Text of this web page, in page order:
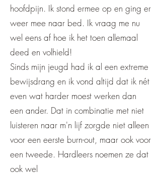
hoofdpijn. Ik stond ermee op en ging er
weer mee naar bed. Ik vraag me nu
wel eens af hoe ik het toen allemaal
deed en volhield!
Sinds mijn jeugd had ik al een extreme
bewijsdrang en ik vond altijd dat ik nét
even wat harder moest werken dan
een ander. Dat in combinatie met niet
luisteren naar m'n lijf zorgde niet alleen
voor een eerste burn-out, maar ook voor
een tweede. Hardleers noemen ze dat
ook wel